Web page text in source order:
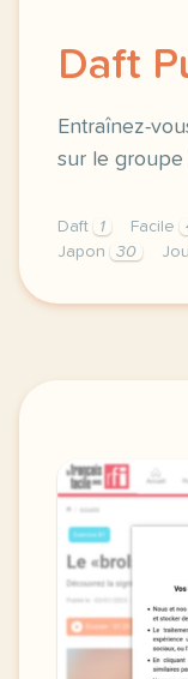
Daft
Entraînez-
sur le groupe
Daft 1 Facile
Japon
30
exercice b1